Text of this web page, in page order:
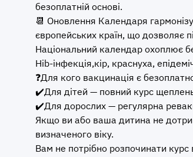
безоплатній основі.
📆 Оновлення Календаря
європейських країн, що дозволяє
Національний календар охоплює
Hib-інфекція,кір, краснуха,
❓Для кого вакцинація є
✔️Для дітей — повний курс
✔️Для дорослих — регулярна
Якщо ви або ваша дитина не
визначеного віку.
Вам не потрібно розпочинати курс